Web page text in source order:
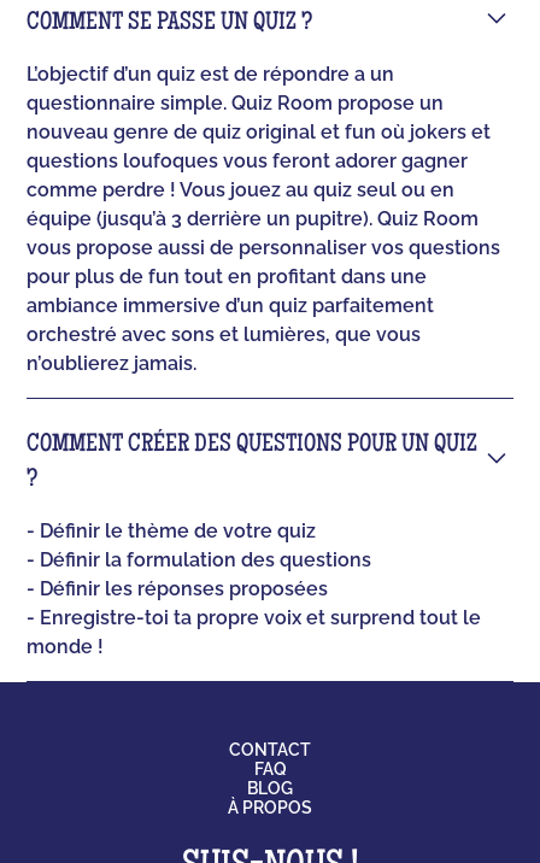
COMMENT SE PASSE UN QUIZ ?
L’objectif d’un quiz est de répondre a un
questionnaire simple. Quiz Room propose un
nouveau genre de quiz original et fun où jokers et
questions loufoques vous feront adorer gagner
comme perdre ! Vous jouez au quiz seul ou en
équipe (jusqu’à 3 derrière un pupitre). Quiz Room
vous propose aussi de personnaliser vos questions
pour plus de fun tout en profitant dans une
ambiance immersive d’un quiz parfaitement
orchestré avec sons et lumières, que vous
n’oublierez jamais.
COMMENT CRÉER DES QUESTIONS POUR UN QUIZ
?
- Définir le thème de votre quiz
- Définir la formulation des questions
- Définir les réponses proposées
- Enregistre-toi ta propre voix et surprend tout le
monde !
CONTACT
FAQ
BLOG
À PROPOS